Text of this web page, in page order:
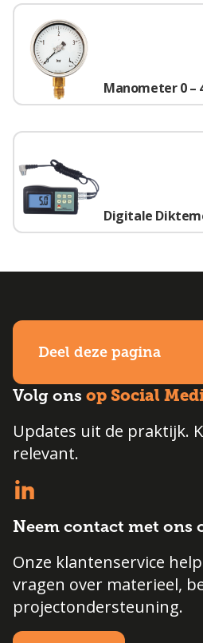
Manometer 0 –
Digitale
Deel deze pagina
Volg ons op Social
Updates uit de praktijk.
relevant.
Neem contact met ons
Onze klantenservice
vragen over materieel,
projectondersteuning.